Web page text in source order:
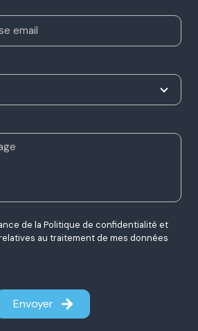
de la Politique de confidentialité et
au traitement de mes données
Envoyer